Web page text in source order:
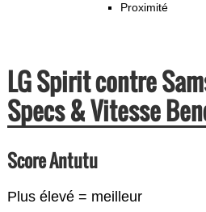
Proximité
LG Spirit contre
Specs & Vitesse
Score Antutu
Plus élevé = meilleur